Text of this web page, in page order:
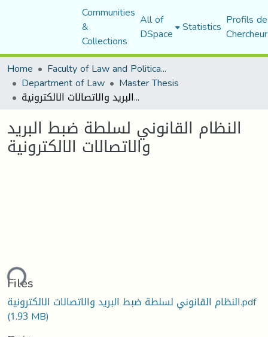
Communities
&
Collections
All of
DSpace Statistics Profils
Home
Faculty of Law and Political Science
Department of Law Master Thesis
النظام القانوني لسلطة ضبط البريد والاتصالات الالكترونية
النظام القانوني لسلطة ضبط البريد
والاتصالات الالكترونية
Files
النظام القانوني لسلطة ضبط البريد والاتصالات الالكترونية.pdf
(1.93 MB)